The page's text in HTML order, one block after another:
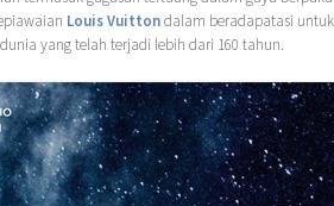
Louis Vuittondalam beradapatasi
yang telah terjadi lebih dari 160 tahun.